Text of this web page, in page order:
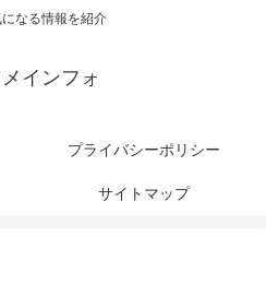
なる情報を紹介
インフォ
プライバシーポリシー
サイトマップ